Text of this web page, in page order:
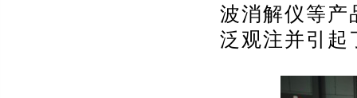
波消解仪等产
泛观注并引起